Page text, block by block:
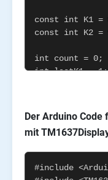
Der Arduino Code
mit